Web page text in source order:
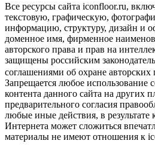
Все ресурсы сайта iconfloor.ru,
текстовую, графическую,
информацию, структуру, дизайн и
доменное имя, фирменное
авторского права и прав на
защищены российским
соглашениями об охране авторских
Запрещается любое использование
контента данного сайта на других
предварительного согласия
любые иные действия, в результате
Интернета может сложиться
материалы не имеют отношения к